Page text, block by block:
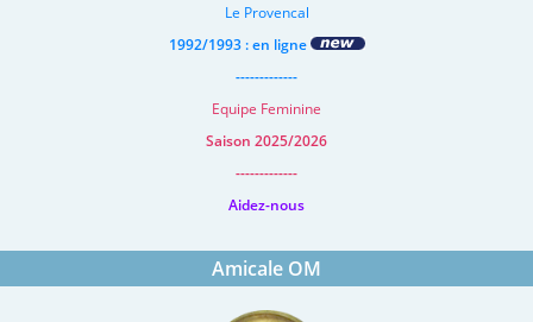
Le Provencal
1992/1993 : en ligne
-------------
Equipe Feminine
Saison 2025/2026
-------------
Aidez-nous
Amicale OM